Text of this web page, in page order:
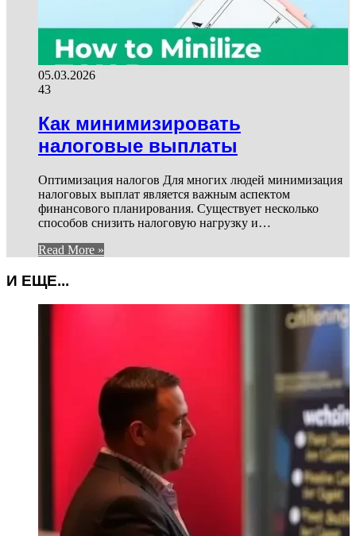
05.03.2026
43
Как минимизировать
налоговые выплаты
Оптимизация налогов Для многих людей минимизация
налоговых выплат является важным аспектом
финансового планирования. Существует несколько
способов снизить налоговую нагрузку и…
Read More »
И ЕЩЕ...